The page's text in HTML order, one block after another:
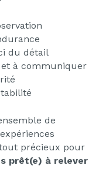
du détail
à communiquer
de
précieux pour
prêt(e) à relever